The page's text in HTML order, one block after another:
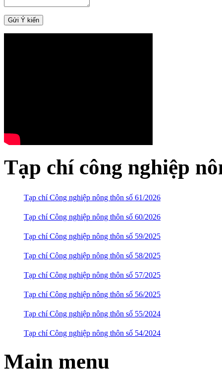
Tạp chí công nghiệp
Tạp chí Công nghiệp nông thôn số 61/2026
Tạp chí Công nghiệp nông thôn số 60/2026
Tạp chí Công nghiệp nông thôn số 59/2025
Tạp chí Công nghiệp nông thôn số 58/2025
Tạp chí Công nghiệp nông thôn số 57/2025
Tạp chí Công nghiệp nông thôn số 56/2025
Tạp chí Công nghiệp nông thôn số 55/2024
Tạp chí Công nghiệp nông thôn số 54/2024
Main menu